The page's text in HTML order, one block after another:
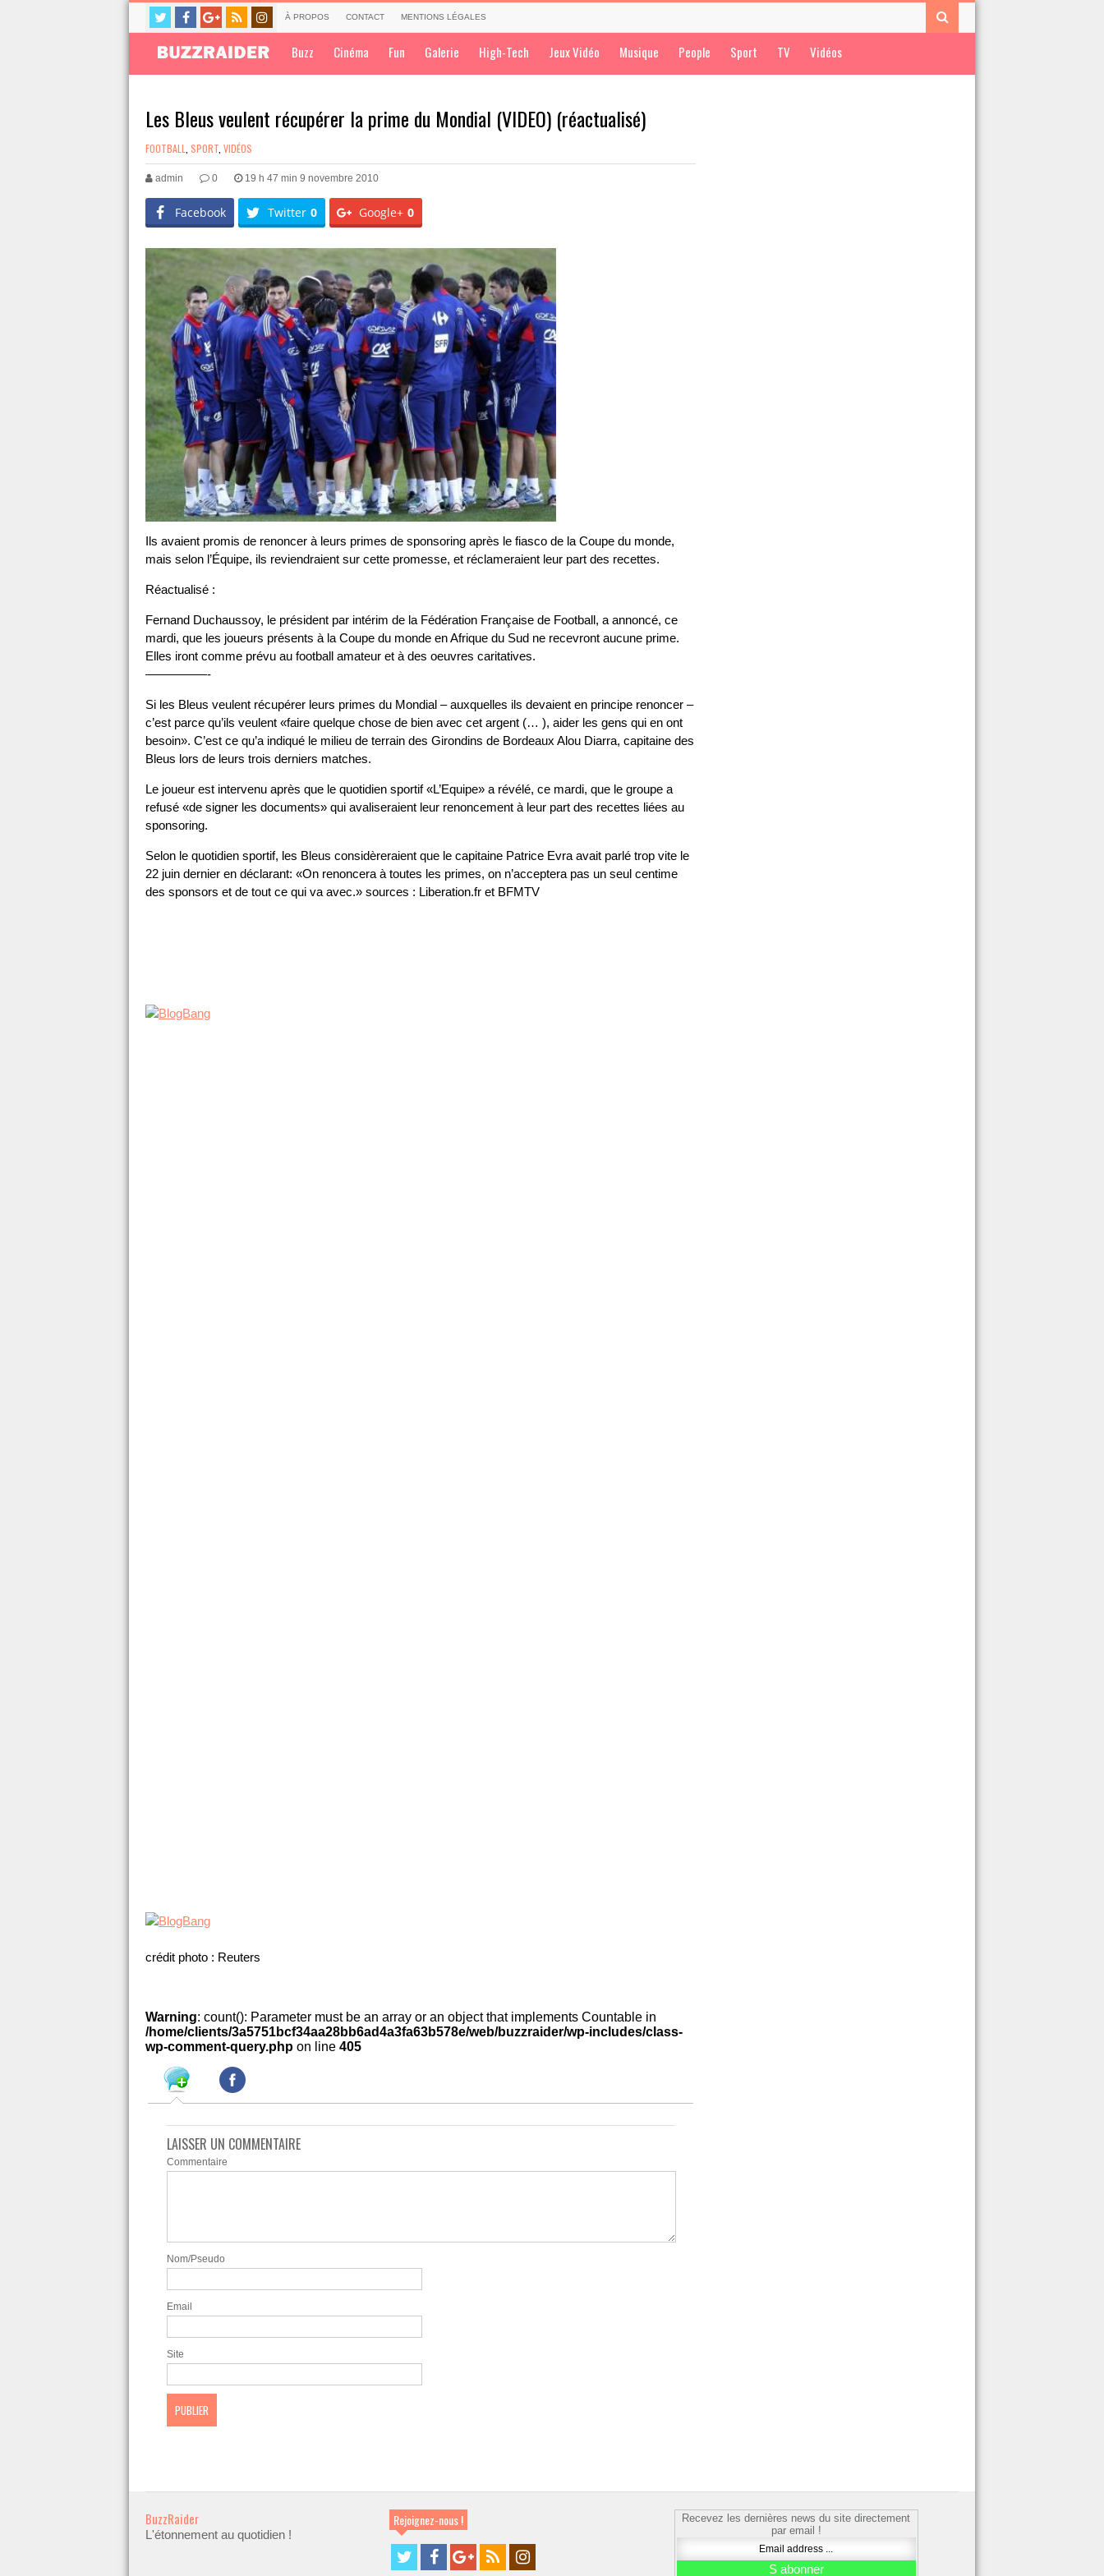
À PROPOS CONTACT MENTIONS LÉGALES
Buzz Cinéma Fun Galerie High-Tech Jeux Vidéo Musique People Sport TV Vidéos
Les Bleus veulent récupérer la prime du Mondial (VIDEO) (réactualisé)
FOOTBALL SPORT VIDÉOS
admin 0 19 h 47 min 9 novembre 2010
Facebook Twitter 0 Google+ 0
Ils avaient promis de renoncer à leurs primes de sponsoring après le fiasco de la Coupe du monde,
mais selon l’Équipe, ils reviendraient sur cette promesse, et réclameraient leur part des recettes.
Réactualisé :
Fernand Duchaussoy, le président par intérim de la Fédération Française de Football, a annoncé, ce
mardi, que les joueurs présents à la Coupe du monde en Afrique du Sud ne recevront aucune prime.
Elles iront comme prévu au football amateur et à des oeuvres caritatives.
—————-
Si les Bleus veulent récupérer leurs primes du Mondial – auxquelles ils devaient en principe renoncer –
c’est parce qu’ils veulent «faire quelque chose de bien avec cet argent (… ), aider les gens qui en ont
besoin». C’est ce qu’a indiqué le milieu de terrain des Girondins de Bordeaux Alou Diarra, capitaine des
Bleus lors de leurs trois derniers matches.
Le joueur est intervenu après que le quotidien sportif «L’Equipe» a révélé, ce mardi, que le groupe a
refusé «de signer les documents» qui avaliseraient leur renoncement à leur part des recettes liées au
sponsoring.
Selon le quotidien sportif, les Bleus considèreraient que le capitaine Patrice Evra avait parlé trop vite le
22 juin dernier en déclarant: «On renoncera à toutes les primes, on n’acceptera pas un seul centime
des sponsors et de tout ce qui va avec.» sources : Liberation.fr et BFMTV
crédit photo : Reuters
Warning: count(): Parameter must be an array or an object that implements Countable in
/home/clients/3a5751bcf34aa28bb6ad4a3fa63b578e/web/buzzraider/wp-includes/class-
wp-comment-query.php on line 405
LAISSER UN COMMENTAIRE
Commentaire
Nom/Pseudo
Email
Site
BuzzRaider
L'étonnement au quotidien !
Rejoignez-nous !
Recevez les dernières news du site directement
par email !